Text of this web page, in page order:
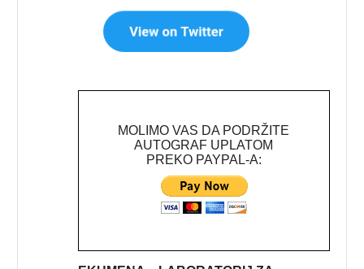
MOLIMO VAS DA PODRŽITE
AUTOGRAF UPLATOM
PREKO PAYPAL-A: